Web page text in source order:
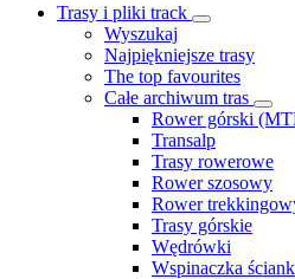
Trasy i pliki track
Wyszukaj
Najpiękniejsze trasy
The top favourites
Całe archiwum tras
Rower górski
Transalp
Trasy rowerowe
Rower szosowy
Rower
Trasy górskie
Wędrówki
Wspinaczka